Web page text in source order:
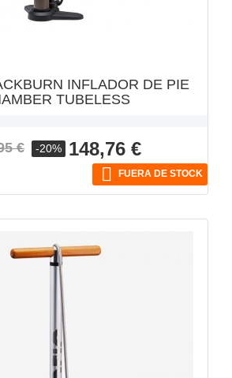
INFLADOR DE PIE
TUBELESS
€ -20% Precio
148,76 €
 FUERA DE STOCK